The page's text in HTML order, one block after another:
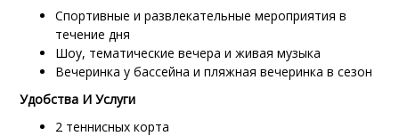
Спортивные и развлекательные мероприятия в
течение дня
Шоу, тематические вечера и живая музыка
Вечеринка у бассейна и пляжная вечеринка в сезон
Удобства И Услуги
2 теннисных корта